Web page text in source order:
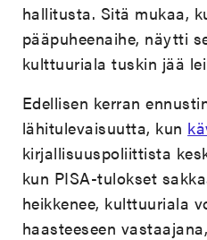
hallitusta. Sitä mukaa,
pääpuheenaihe, näytti
kulttuuriala tuskin jää
Edellisen kerran
lähitulevaisuutta, kun
kirjallisuuspoliittista
kun PISA-tulokset
heikkenee, kulttuuriala
haasteeseen